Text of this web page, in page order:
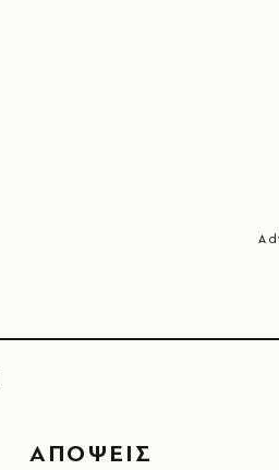
ΑΠΟΨΕΙΣ